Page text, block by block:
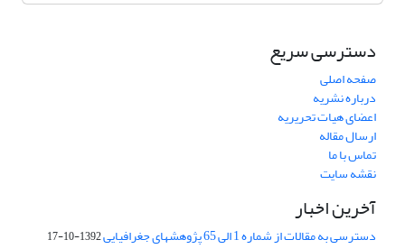
دسترسی سریع
صفحه اصلی
درباره نشریه
اعضای هیات تحریریه
ارسال مقاله
تماس با ما
نقشه سایت
آخرین اخبار
دسترسی به مقالات از شماره 1 الی 65 پژوهشهای جغرافیایی 1392-10-17